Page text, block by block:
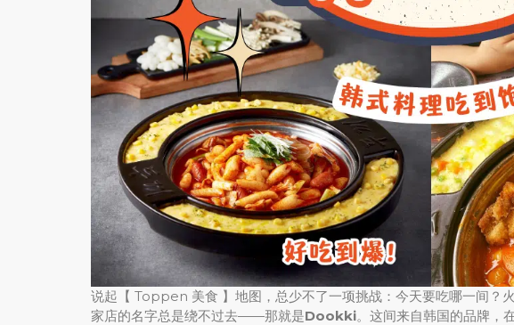
说起【 Toppen 美食 】地图，总少不了一项挑战：今天要吃哪一间？
家店的名字总是绕不过去——那就是Dookki。这间来自韩国的品牌